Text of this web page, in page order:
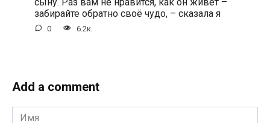
забирайте обратно своё чудо, – сказала я
0 6.2к.
Add a comment
Имя